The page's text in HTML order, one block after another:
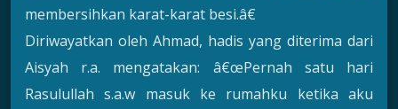
membersihkan karat-karat besi.â€
Diriwayatkan oleh Ahmad, hadis yang diterima dari
Aisyah r.a. mengatakan: â€œPernah satu hari
Rasulullah s.a.w masuk ke rumahku ketika aku